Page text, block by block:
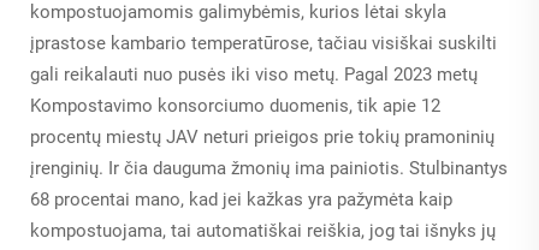
kompostuojamomis galimybėmis, kurios lėtai skyla
įprastose kambario temperatūrose, tačiau visiškai suskilti
gali reikalauti nuo pusės iki viso metų. Pagal 2023 metų
Kompostavimo konsorciumo duomenis, tik apie 12
procentų miestų JAV neturi prieigos prie tokių pramoninių
įrenginių. Ir čia dauguma žmonių ima painiotis. Stulbinantys
68 procentai mano, kad jei kažkas yra pažymėta kaip
kompostuojama, tai automatiškai reiškia, jog tai išnyks jų